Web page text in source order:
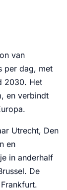
van
per dag, met
2030. Het
en verbindt
Utrecht, Den
en
in anderhalf
De